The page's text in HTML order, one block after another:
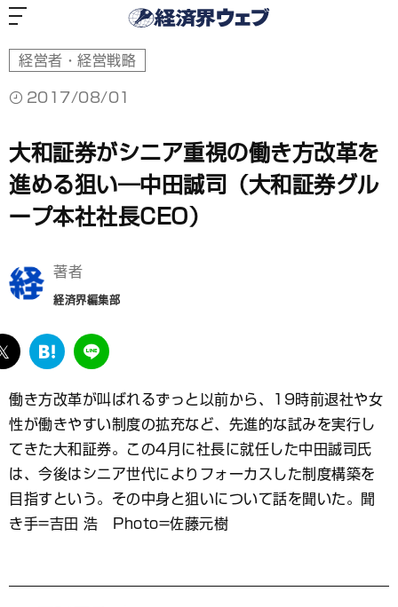
経営者・経営戦略
2017/08/01
大和証券がシニア重視の働き方改革を
進める狙い―中田誠司（大和証券グル
ープ本社社長CEO）
著者
経済界編集部
twitter
は
な
ブ
ッ
ク
マ
ー
ク
LINE
働き方改革が叫ばれるずっと以前から、19時前退社や女
性が働きやすい制度の拡充など、先進的な試みを実行し
てきた大和証券。この4月に社長に就任した中田誠司氏
は、今後はシニア世代によりフォーカスした制度構築を
目指すという。その中身と狙いについて話を聞いた。聞
き手=吉田 浩 Photo=佐藤元樹